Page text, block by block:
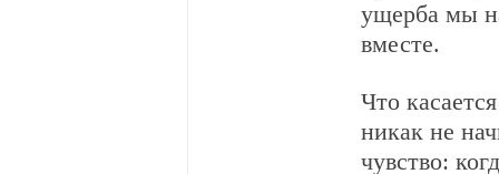
ущерба мы
вместе.
Что
никак не
чувство: